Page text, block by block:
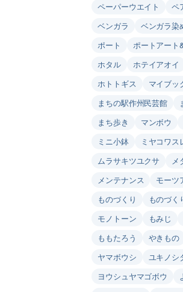
ペーパーウエイト
ペ
ベンガラ
ベンガラ染
ポート
ポートアート
ホタル
ホテイアオイ
ホトトギス
マイブッ
まちの駅作州民芸館
まち歩き
マンボウ
ミニ小鉢
ミヤコワス
ムラサキツユクサ
メ
メンテナンス
モーツ
ものづくり
ものづく
モノトーン
もみじ
ももたろう
やきもの
ヤマボウシ
ユキノシ
ヨウシュヤマゴボウ